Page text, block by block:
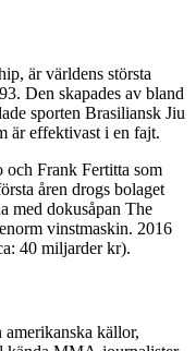
är världens största
Den skapades av bland
sporten Brasiliansk Jiu
är effektivast i en fajt.
och Frank Fertitta som
åren drogs bolaget
med dokusåpan The
vinstmaskin. 2016
40 miljarder kr).
källor,